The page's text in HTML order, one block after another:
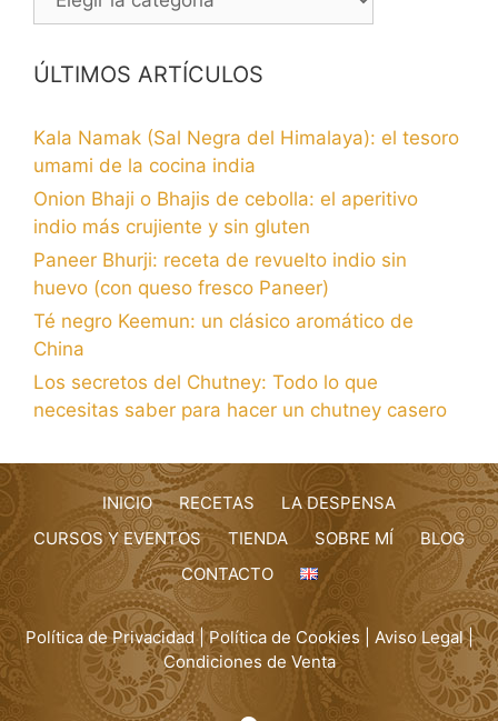
BLOG
ÚLTIMOS ARTÍCULOS
Kala Namak (Sal Negra del Himalaya): el tesoro
umami de la cocina india
Onion Bhaji o Bhajis de cebolla: el aperitivo
indio más crujiente y sin gluten
Paneer Bhurji: receta de revuelto indio sin
huevo (con queso fresco Paneer)
Té negro Keemun: un clásico aromático de
China
Los secretos del Chutney: Todo lo que
necesitas saber para hacer un chutney casero
INICIO RECETAS
LA DESPENSA
CURSOS Y EVENTOS
TIENDA SOBRE MÍ
BLOG
CONTACTO
Política de Privacidad|Política de Cookies Aviso Legal|
Condiciones de Venta